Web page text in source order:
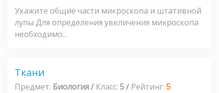
Укажите общие части микроскопа и штативной
лупы Для определения увеличения микроскопа
необходимо...
Ткани
Предмет: Биология/ Класс: 5/ Рейтинг: 5